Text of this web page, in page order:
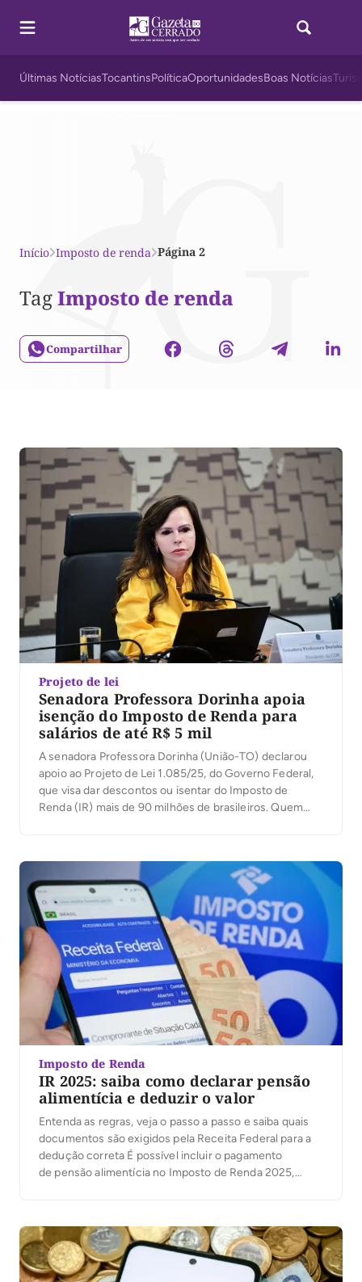
Últimas NotíciasTocantinsPolíticaOportunidadesBoas Notícias
Início Imposto de renda Página 2
TagImposto de renda
Compartilhar
Projeto de lei
Senadora Professora Dorinha apoia
isenção do Imposto de Renda para
salários de até R$ 5 mil
A senadora Professora Dorinha (União-TO) declarou
apoio ao Projeto de Lei 1.085/25, do Governo Federal,
que visa dar descontos ou isentar do Imposto de
Renda (IR) mais de 90 milhões de brasileiros. Quem
quem ganha […]
Imposto de Renda
IR 2025: saiba como declarar pensão
alimentícia e deduzir o valor
Entenda as regras, veja o passo a passo e saiba quais
documentos são exigidos pela Receita Federal para a
dedução correta É possível incluir o pagamento
de pensão alimentícia no Imposto de Renda 2025,
quais são os documentos necessários e se os […]